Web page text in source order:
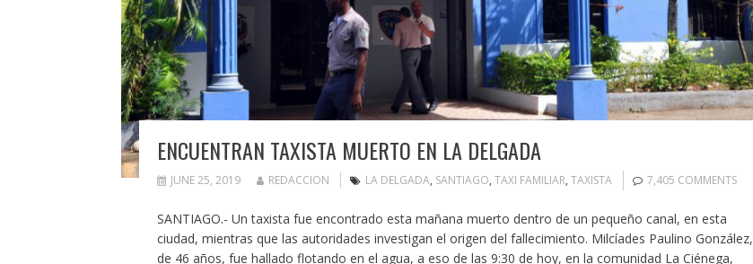
ENCUENTRAN TAXISTA MUERTO EN LA DELGADA
JUNE 25, 2019 REDACCION LA DELGADA, SANTIAGO, TAXI FAMILIAR, TAXISTA 7,405 COMMENTS
SANTIAGO.- Un taxista fue encontrado esta mañana muerto dentro de un pequeño canal, en esta
ciudad, mientras que las autoridades investigan el origen del fallecimiento. Milcíades Paulino González,
de 46 años, fue hallado flotando en el agua, a eso de las 9:30 de hoy, en la comunidad La Ciénega,